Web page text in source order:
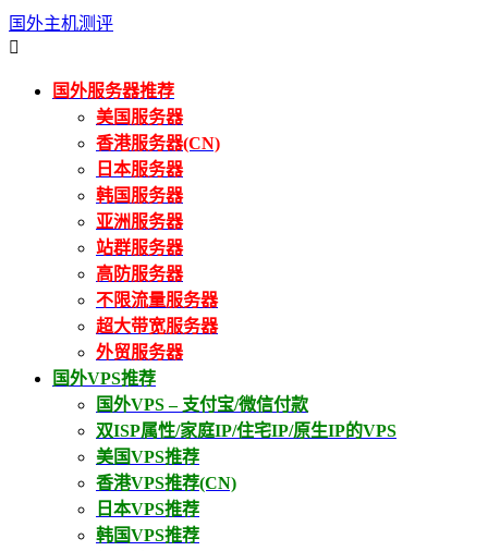
国外主机测评

国外服务器推荐
美国服务器
香港服务器(CN)
日本服务器
韩国服务器
亚洲服务器
站群服务器
高防服务器
不限流量服务器
超大带宽服务器
外贸服务器
国外VPS推荐
国外VPS – 支付宝/微信付款
双ISP属性/家庭IP/住宅IP/原生IP的VPS
美国VPS推荐
香港VPS推荐(CN)
日本VPS推荐
韩国VPS推荐